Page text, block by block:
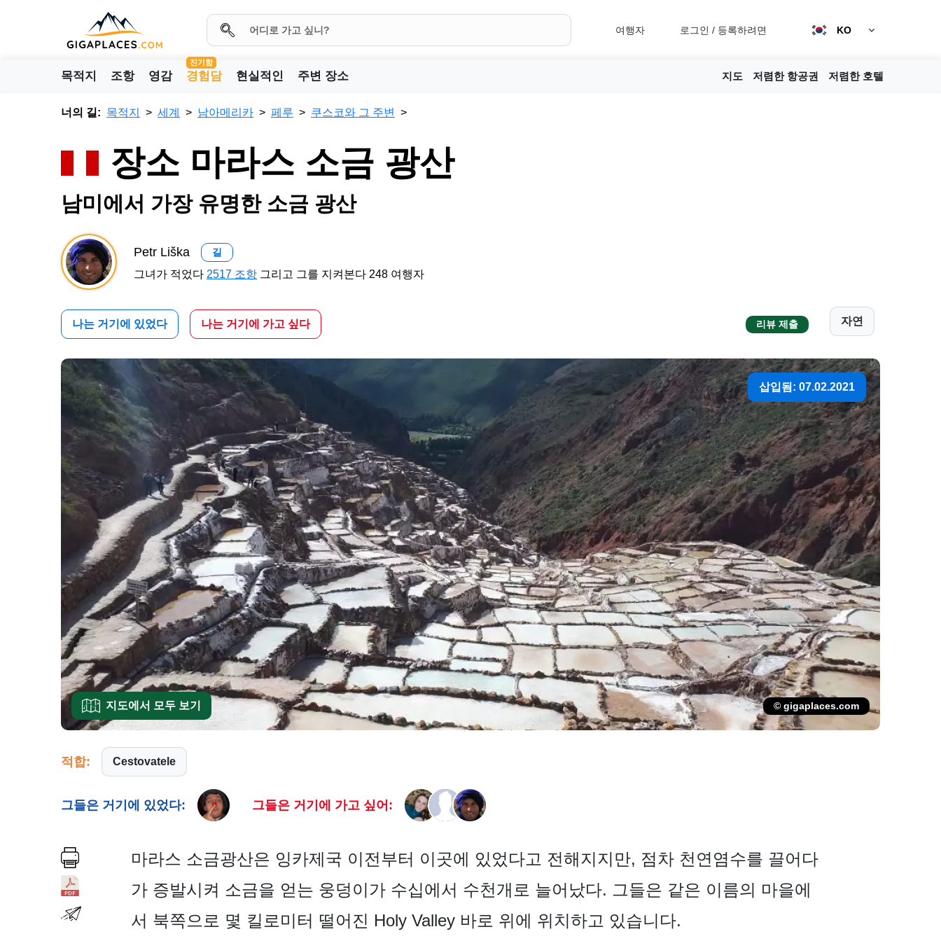
여행자 로그인 / 등록하려면 KO
목적지 조항 영감
진기함
경험담 현실적인 주변 장소 지도 저렴한 항공권 저렴한 호텔
너의 길: 목적지 세계 남아메리카 페루 쿠스코와 그 주변
장소 마라스 소금 광산
남미에서 가장 유명한 소금 광산
Petr Liška 길
그녀가 적었다 2517 조항 그리고 그를 지켜본다 248 여행자
나는 거기에 있었다 나는 거기에 가고 싶다 리뷰 제출 자연
삽입됨: 07.02.2021
지도에서 모두 보기 © gigaplaces.com
적합: Cestovatele
그들은 거기에 있었다: 그들은 거기에 가고 싶어:
마라스 소금광산은 잉카제국 이전부터 이곳에 있었다고 전해지지만, 점차 천연염수를 끌어다
가 증발시켜 소금을 얻는 웅덩이가 수십에서 수천개로 늘어났다. 그들은 같은 이름의 마을에
서 북쪽으로 몇 킬로미터 떨어진 Holy Valley 바로 위에 위치하고 있습니다.